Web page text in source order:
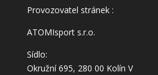
Provozovatel stránek :
ATOMIsport s.r.o.
Sídlo:
Okružní 695, 280 00 Kolín V